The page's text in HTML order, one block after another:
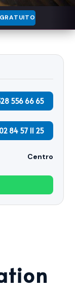
556 66 65
02 84 57 11 25
Centro